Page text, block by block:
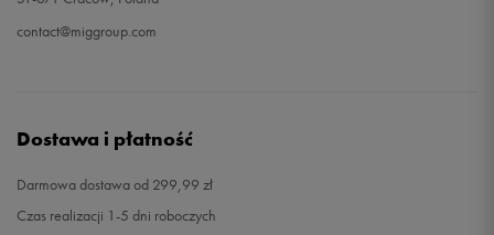
contact@miggroup.com
Dostawa i płatność
Darmowa dostawa od 299,99 zł
Czas realizacji 1-5 dni roboczych